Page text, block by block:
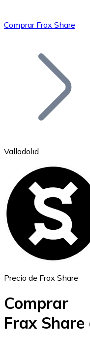
Bitcoin
Ethereum
Comprar Frax Share
Valladolid
Precio de Frax Share
Comprar
Frax